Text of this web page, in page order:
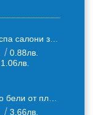
0.88лв.
1.06лв.
3.66лв.